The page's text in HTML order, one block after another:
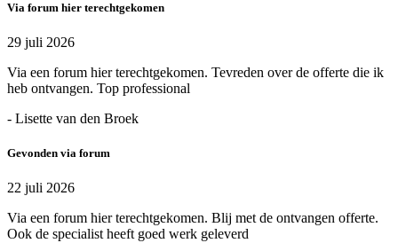
Via forum hier terechtgekomen
29 juli 2026
Via een forum hier terechtgekomen. Tevreden over de offerte die ik
heb ontvangen. Top professional
- Lisette van den Broek
Gevonden via forum
22 juli 2026
Via een forum hier terechtgekomen. Blij met de ontvangen offerte.
Ook de specialist heeft goed werk geleverd